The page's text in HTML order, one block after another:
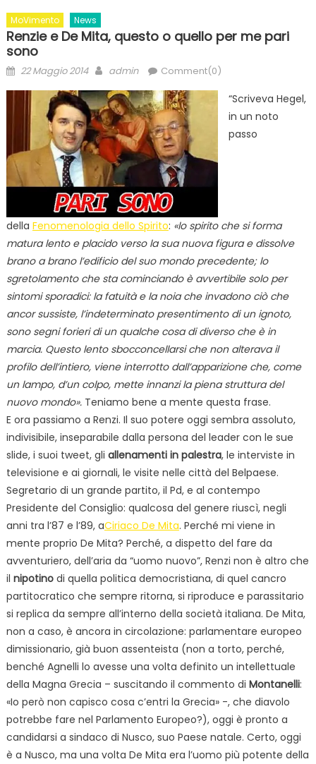
MoVimento News
Renzie e De Mita, questo o quello per me pari
sono
Posted
22 Maggio 2014 Author
admin Comment(0)
“Scriveva Hegel,
in un noto
passo
della Fenomenologia dello Spirito: «lo spirito che si forma
matura lento e placido verso la sua nuova figura e dissolve
brano a brano l’edificio del suo mondo precedente; lo
sgretolamento che sta cominciando è avvertibile solo per
sintomi sporadici: la fatuità e la noia che invadono ciò che
ancor sussiste, l’indeterminato presentimento di un ignoto,
sono segni forieri di un qualche cosa di diverso che è in
marcia. Questo lento sbocconcellarsi che non alterava il
profilo dell’intiero, viene interrotto dall’apparizione che, come
un lampo, d’un colpo, mette innanzi la piena struttura del
nuovo mondo».Teniamo bene a mente questa frase.
E ora passiamo a Renzi. Il suo potere oggi sembra assoluto,
indivisibile, inseparabile dalla persona del leader con le sue
slide, i suoi tweet, gli allenamenti in palestra, le interviste in
televisione e ai giornali, le visite nelle città del Belpaese.
Segretario di un grande partito, il Pd, e al contempo
Presidente del Consiglio: qualcosa del genere riuscì, negli
anni tra l’87 e l’89, aCiriaco De Mita. Perché mi viene in
mente proprio De Mita? Perché, a dispetto del fare da
avventuriero, dell’aria da “uomo nuovo”, Renzi non è altro che
il nipotino di quella politica democristiana, di quel cancro
partitocratico che sempre ritorna, si riproduce e parassitario
si replica da sempre all’interno della società italiana. De Mita,
non a caso, è ancora in circolazione: parlamentare europeo
dimissionario, già buon assenteista (non a torto, perché,
benché Agnelli lo avesse una volta definito un intellettuale
della Magna Grecia – suscitando il commento di Montanelli:
«Io però non capisco cosa c’entri la Grecia» -, che diavolo
potrebbe fare nel Parlamento Europeo?), oggi è pronto a
candidarsi a sindaco di Nusco, suo Paese natale. Certo, oggi
è a Nusco, ma una volta De Mita era l’uomo più potente della